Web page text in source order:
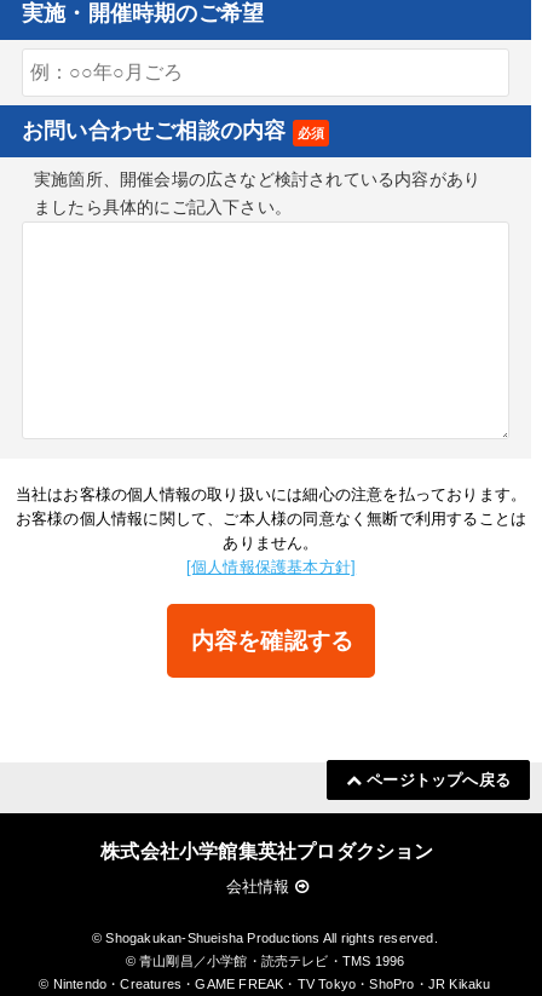
実施・開催時期のご希望
お問い合わせご相談の内容 必須
実施箇所、開催会場の広さなど検討されている内容があり
ましたら具体的にご記入下さい。
当社はお客様の個人情報の取り扱いには細心の注意を払っております。
お客様の個人情報に関して、ご本人様の同意なく無断で利用することは
ありません。
[個人情報保護基本方針]
内容を確認する
ページトップへ戻る
株式会社小学館集英社プロダクション
会社情報
© Shogakukan-Shueisha Productions All rights reserved.
© 青山剛昌／小学館・読売テレビ・TMS 1996
© Nintendo・Creatures・GAME FREAK・TV Tokyo・ShoPro・JR Kikaku